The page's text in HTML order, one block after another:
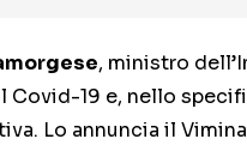
, ministro
Covid-19 e, nello
Lo annuncia il